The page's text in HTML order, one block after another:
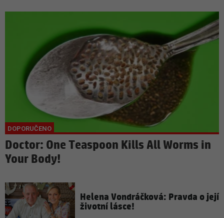
Doctor: One Teaspoon Kills All Worms in
Your Body!
Helena Vondráčková: Pravda o její
životní lásce!